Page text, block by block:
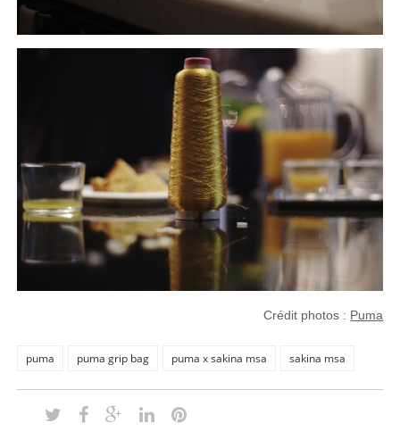
Crédit photos : Puma
puma puma grip bag puma x sakina msa sakina msa